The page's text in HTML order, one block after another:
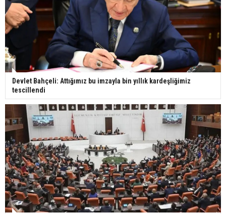
Devlet Bahçeli: Attığımız bu imzayla bin yıllık kardeşliğimiz
tescillendi